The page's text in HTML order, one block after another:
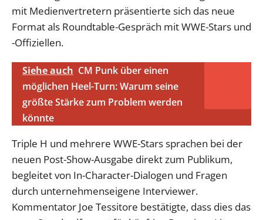
mit Medienvertretern präsentierte sich das neue
Format als Roundtable-Gespräch mit WWE-Stars und
-Offiziellen.
Siehe auch CM Punk über einen
möglichen Heel-Turn: Warum seine
größte Stärke zum Problem werden
könnte
Triple H und mehrere WWE-Stars sprachen bei der
neuen Post-Show-Ausgabe direkt zum Publikum,
begleitet von In-Character-Dialogen und Fragen
durch unternehmenseigene Interviewer.
Kommentator Joe Tessitore bestätigte, dass dies das